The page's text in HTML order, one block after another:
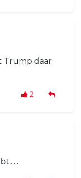
Trump daar
2